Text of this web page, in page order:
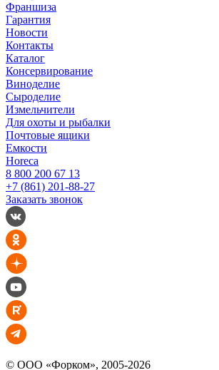
Франшиза
Гарантия
Новости
Контакты
Каталог
Консервирование
Виноделие
Сыроделие
Измельчители
Для охоты и рыбалки
Почтовые ящики
Емкости
Horeca
8 800 200 67 13
+7 (861) 201-88-27
Заказать звонок
© ООО «Форком», 2005-2026